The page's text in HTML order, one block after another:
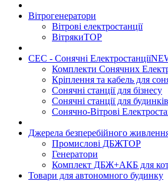
Вітрогенератори
Вітрові електростанції
ВітрякиTOP
СЕС - Сонячні Електростанції
Комплекти Сонячних
Кріплення та кабель для
Сонячні станції для бізнесу
Сонячні станції для будинків
Сонячно-Вітрові
Джерела безперебійного
Промислові ДБЖTOP
Генератори
Комплект ДБЖ+АКБ для
Товари для автономного будинку